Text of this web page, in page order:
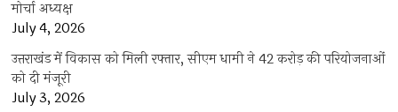
मोर्चा अध्यक्ष
July 4, 2026
उत्तराखंड में विकास को मिली रफ्तार, सीएम धामी ने 42 करोड़ की परियोजनाओं
को दी मंजूरी
July 3, 2026